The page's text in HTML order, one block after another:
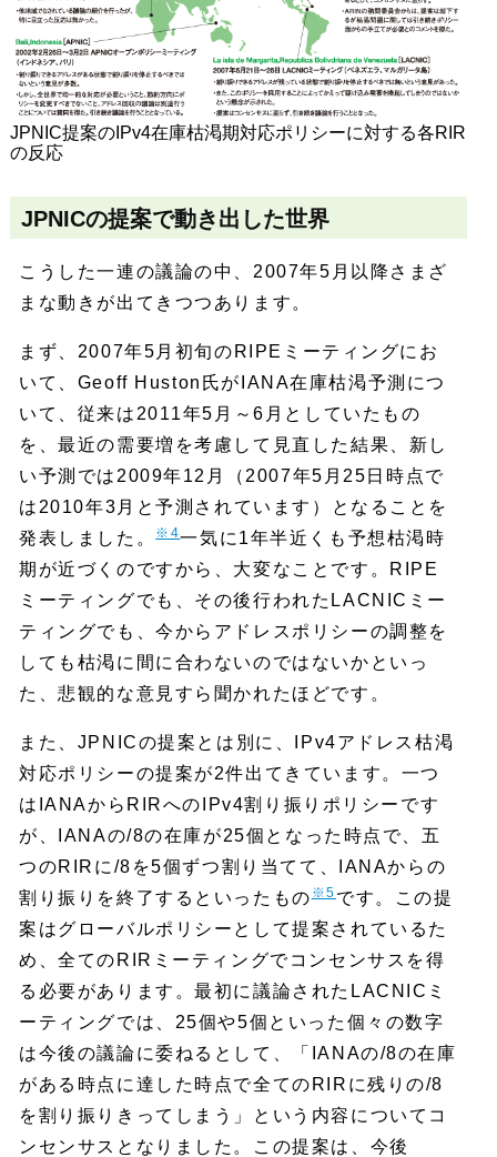
JPNIC提案のIPv4在庫枯渇期対応ポリシーに対する各RIR
の反応
JPNICの提案で動き出した世界
こうした一連の議論の中、2007年5月以降さまざ
まな動きが出てきつつあります。
まず、2007年5月初旬のRIPEミーティングにお
いて、Geoff Huston氏がIANA在庫枯渇予測につ
いて、従来は2011年5月～6月としていたもの
を、最近の需要増を考慮して見直した結果、新し
い予測では2009年12月（2007年5月25日時点で
は2010年3月と予測されています）となることを
発表しました。※4一気に1年半近くも予想枯渇時
期が近づくのですから、大変なことです。RIPE
ミーティングでも、その後行われたLACNICミー
ティングでも、今からアドレスポリシーの調整を
しても枯渇に間に合わないのではないかといっ
た、悲観的な意見すら聞かれたほどです。
また、JPNICの提案とは別に、IPv4アドレス枯渇
対応ポリシーの提案が2件出てきています。一つ
はIANAからRIRへのIPv4割り振りポリシーです
が、IANAの/8の在庫が25個となった時点で、五
つのRIRに/8を5個ずつ割り当てて、IANAからの
割り振りを終了するといったもの※5です。この提
案はグローバルポリシーとして提案されているた
め、全てのRIRミーティングでコンセンサスを得
る必要があります。最初に議論されたLACNICミ
ーティングでは、25個や5個といった個々の数字
は今後の議論に委ねるとして、「IANAの/8の在庫
がある時点に達した時点で全てのRIRに残りの/8
を割り振りきってしまう」という内容についてコ
ンセンサスとなりました。この提案は、今後